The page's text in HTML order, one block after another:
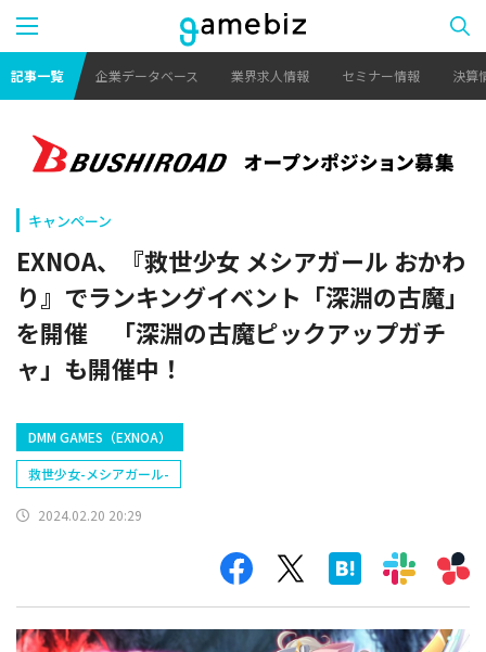
記事一覧 企業データベース 業界求人情報 セミナー情報 決算
キャンペーン
EXNOA、『救世少女 メシアガール おかわ
り』でランキングイベント「深淵の古魔」
を開催 「深淵の古魔ピックアップガチ
ャ」も開催中！
DMM GAMES（EXNOA）
救世少女-メシアガール-
2024.02.20 20:29